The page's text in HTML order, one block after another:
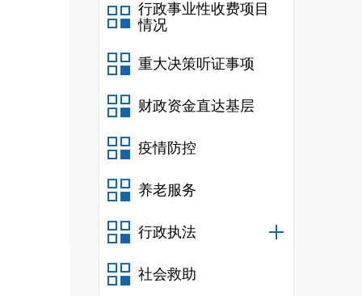
行政事业性收费项目
情况
重大决策听证事项
财政资金直达基层
疫情防控
养老服务
行政执法
社会救助